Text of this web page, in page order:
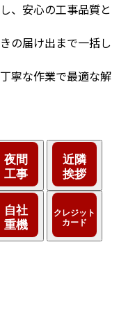
、安心の工事品質と
の届け出まで一括し
寧な作業で最適な解